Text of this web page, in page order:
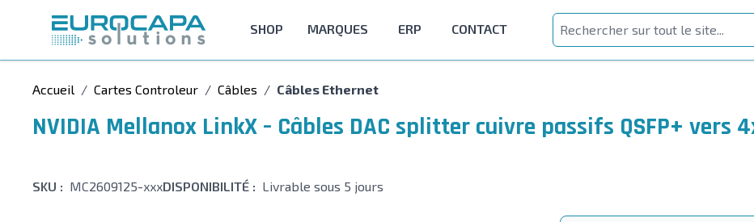
SHOP
MARQUES ERP CONTACT
Accueil / Cartes Controleur / Câbles / Câbles Ethernet
NVIDIA Mellanox LinkX – Câbles DAC splitter cuivre passifs QSFP+ vers
SKU : MC2609125-xxxDISPONIBILITÉ : Livrable sous 5 jours